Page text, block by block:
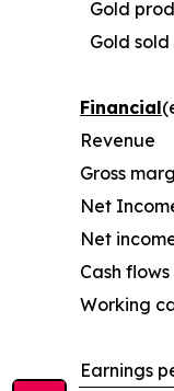
Gold
Gold sold
Financial
Revenue
Gross
Net
Net
Cash
Working
Earnings